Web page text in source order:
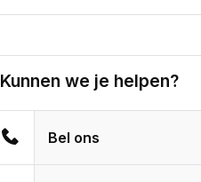
Kunnen we je helpen?
Bel ons